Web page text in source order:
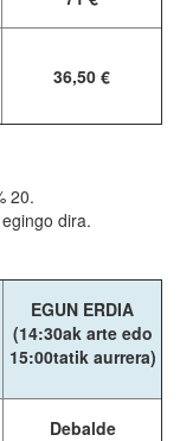
36,50 €
20.
dira.
EGUN ERDIA
(14:30ak arte edo
15:00tatik aurrera)
Debalde